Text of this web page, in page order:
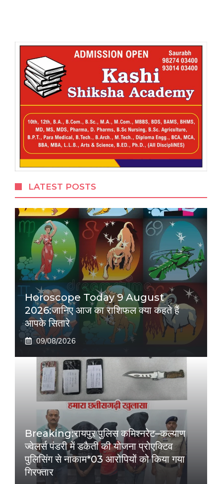
LATEST POSTS
Horoscope Today 9 August
2026:जानिए आज का राशिफल क्या कहते हैं
आपके सितारे
09/08/2026
Breaking:रायपुर पुलिस कमिश्नरेट–कल्याण
ज्वेलर्स पंडरी में डकैती की योजना प्रोएक्टिव
पुलिसिंग से नाकाम*03 आरोपियों को किया गया
गिरफ्तार